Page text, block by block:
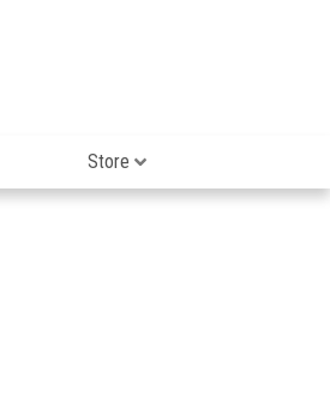
Store